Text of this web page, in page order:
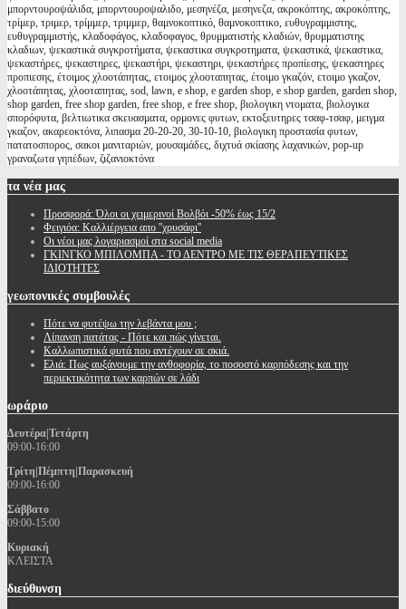
μπορντουροψάλιδα, μπορντουροψαλιδο, μεσηνέζα, μεσηνεζα, ακροκόπτης, ακροκόπτης,
τρίμερ, τριμερ, τρίμμερ, τριμμερ, θαμνοκοπτικό, θαμνοκοπτικο, ευθυγραμμιστης,
ευθυγραμμιστής, κλαδοφάγος, κλαδοφαγος, θρυμματιστής κλαδιών, θρυμματιστης
κλαδιων, ψεκαστικά συγκροτήματα, ψεκαστικα συγκροτηματα, ψεκαστικά, ψεκαστικα,
ψεκαστήρες, ψεκαστηρες, ψεκαστήρι, ψεκαστηρι, ψεκαστήρες προπίεσης, ψεκαστηρες
προπιεσης, έτοιμος χλοοτάπητας, ετοιμος χλοοταπητας, έτοιμο γκαζόν, ετοιμο γκαζον,
χλοοτάπητας, χλοοταπητας, sod, lawn, e shop, e garden shop, e shop garden, garden shop,
shop garden, free shop garden, free shop, e free shop, βιολογικη ντοματα, βιολογικα
σπορόφυτα, βελτιωτικα σκευασματα, ορμονες φυτων, εκτοξευτηρες τσαφ-τσαφ, μειγμα
γκαζον, ακαρεοκτόνα, λιπασμα 20-20-20, 30-10-10, βιολογικη προστασία φυτων,
πατατοσπορος, σακοι μανιταριών, μουσαμάδες, διχτυά σκίασης λαχανικών, pop-up
γραναζωτα γηπέδων, ζιζανιοκτόνα
τα νέα μας
Προσφορά: Όλοι οι χειμερινοί Βολβόι -50% έως 15/2
Φειγιόα: Καλλιέργεια απο ''χρυσάφι''
Oι νέοι μας λογαριασμοί στα social media
ΓΚΙΝΓΚΟ ΜΠΙΛΟΜΠΑ - ΤΟ ΔΕΝΤΡΟ ΜΕ ΤΙΣ ΘΕΡΑΠΕΥΤΙΚΕΣ
ΙΔΙΟΤΗΤΕΣ
γεωπονικές συμβουλές
Πότε να φυτέψω την λεβάντα μου ;
Λίπανση πατάτας - Πότε και πώς γίνεται.
Καλλωπιστικά φυτά που αντέχουν σε σκιά.
Ελιά: Πως αυξάνουμε την ανθοφορία, το ποσοστό καρπόδεσης και την
περιεκτικότητα των καρπών σε λάδι
ωράριο
Δευτέρα|Τετάρτη
09:00-16:00
Τρίτη|Πέμπτη|Παρασκευή
09:00-16:00
Σάββατο
09:00-15:00
Κυριακή
ΚΛΕΙΣΤΑ
διεύθυνση